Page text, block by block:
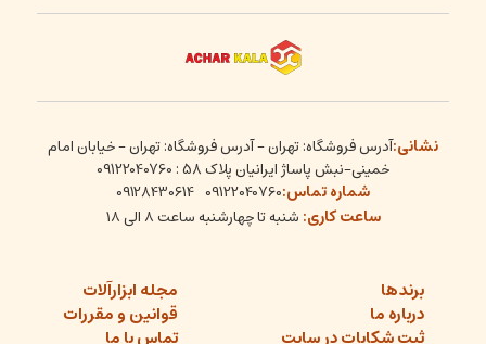
نشانی:آدرس فروشگاه: تهران - آدرس فروشگاه: تهران - خیابان امام
خمینی-نبش پاساژ ایرانیان پلاک 58 : 09122040760
شماره تماس:09122040760
09128430614
ساعت کاری: شنبه تا چهارشنبه ساعت ۸ الی ۱۸
برندها
مجله ابزارآلات
درباره ما
قوانین و مقررات